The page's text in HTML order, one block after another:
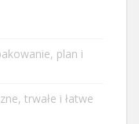
plan i
trwałe i łatwe